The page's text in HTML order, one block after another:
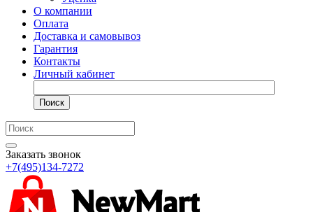
О компании
Оплата
Доставка и самовывоз
Гарантия
Контакты
Личный кабинет
Поиск
Заказать звонок
+7(495)134-7272